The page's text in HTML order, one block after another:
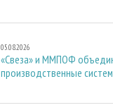
05.08.2026
«Свеза» и ММПОФ
производственные